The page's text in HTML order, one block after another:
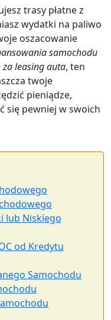
trasy płatne z
wydatki na paliwo
oszacowanie
samochodu
za leasing auta, ten
twoje
pieniądze,
się pewniej w swoich
lub Niskiego
od Kredytu
Samochodu